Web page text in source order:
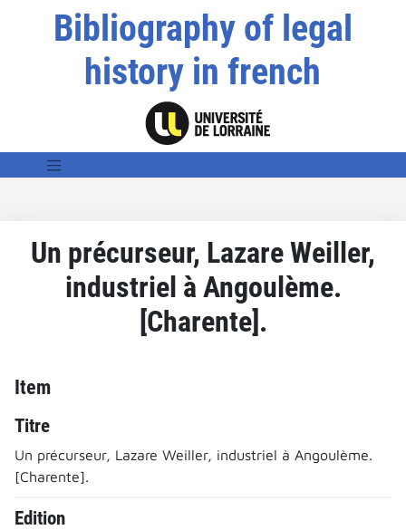
Bibliography of legal
history in french
Un précurseur, Lazare Weiller,
industriel à Angoulème.
[Charente].
Item
Titre
Un précurseur, Lazare Weiller, industriel à Angoulème.
[Charente].
Edition